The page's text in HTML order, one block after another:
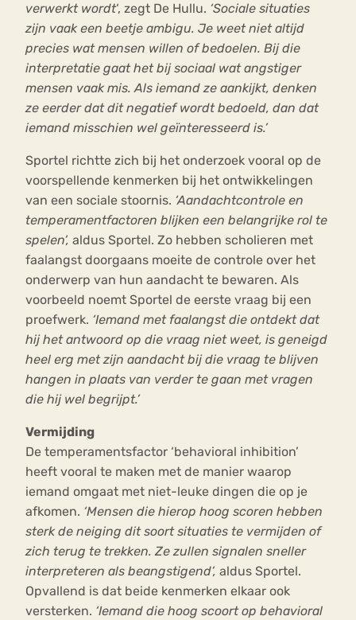
verwerkt wordt‘, zegt De Hullu. ‘Sociale situaties
zijn vaak een beetje ambigu. Je weet niet altijd
precies wat mensen willen of bedoelen. Bij die
interpretatie gaat het bij sociaal wat angstiger
mensen vaak mis. Als iemand ze aankijkt, denken
ze eerder dat dit negatief wordt bedoeld, dan dat
iemand misschien wel geïnteresseerd is.’
Sportel richtte zich bij het onderzoek vooral op de
voorspellende kenmerken bij het ontwikkelingen
van een sociale stoornis. ‘Aandachtcontrole en
temperamentfactoren blijken een belangrijke rol te
spelen’, aldus Sportel. Zo hebben scholieren met
faalangst doorgaans moeite de controle over het
onderwerp van hun aandacht te bewaren. Als
voorbeeld noemt Sportel de eerste vraag bij een
proefwerk. ‘Iemand met faalangst die ontdekt dat
hij het antwoord op die vraag niet weet, is geneigd
heel erg met zijn aandacht bij die vraag te blijven
hangen in plaats van verder te gaan met vragen
die hij wel begrijpt.’
Vermijding
De temperamentsfactor ‘behavioral inhibition’
heeft vooral te maken met de manier waarop
iemand omgaat met niet-leuke dingen die op je
afkomen. ‘Mensen die hierop hoog scoren hebben
sterk de neiging dit soort situaties te vermijden of
zich terug te trekken. Ze zullen signalen sneller
interpreteren als beangstigend’, aldus Sportel.
Opvallend is dat beide kenmerken elkaar ook
versterken. ‘Iemand die hoog scoort op behavioral